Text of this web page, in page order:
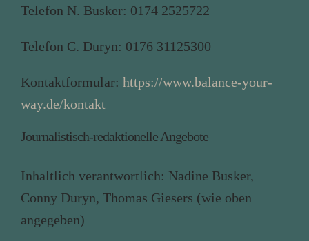
Telefon N. Busker: 0174 2525722
Telefon C. Duryn: 0176 31125300
Kontaktformular: https://www.balance-your-
way.de/kontakt
Journalistisch-redaktionelle Angebote
Inhaltlich verantwortlich: Nadine Busker,
Conny Duryn, Thomas Giesers (wie oben
angegeben)